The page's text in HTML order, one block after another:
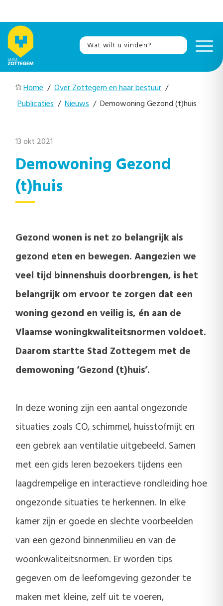
Home / Over Zottegem en haar bestuur /
Publicaties / Nieuws / Demowoning Gezond (t)huis
13 okt 2021
Demowoning Gezond
(t)huis
Gezond wonen is net zo belangrijk als
gezond eten en bewegen. Aangezien we
veel tijd binnenshuis doorbrengen, is het
belangrijk om ervoor te zorgen dat een
woning gezond en veilig is, én aan de
Vlaamse woningkwaliteitsnormen voldoet.
Daarom startte Stad Zottegem met de
demowoning ‘Gezond (t)huis’.
In deze woning zijn een aantal ongezonde
situaties zoals CO, schimmel, huisstofmijt en
een gebrek aan ventilatie uitgebeeld. Samen
met een gids leren bezoekers tijdens een
laagdrempelige en interactieve rondleiding hoe
ongezonde situaties te herkennen. In elke
kamer zijn er goede en slechte voorbeelden
van een gezond binnenmilieu en van de
woonkwaliteitsnormen. Er worden tips
gegeven om de leefomgeving gezonder te
maken met kleine, zelf uit te voeren,